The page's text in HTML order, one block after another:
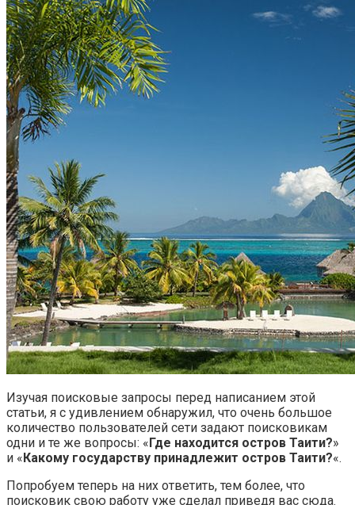
Изучая поисковые запросы перед написанием этой
статьи, я с удивлением обнаружил, что очень большое
количество пользователей сети задают поисковикам
одни и те же вопросы: «Где находится остров Таити?»
и «Какому государству принадлежит остров Таити?«.
Попробуем теперь на них ответить, тем более, что
поисковик свою работу уже сделал приведя вас сюда.